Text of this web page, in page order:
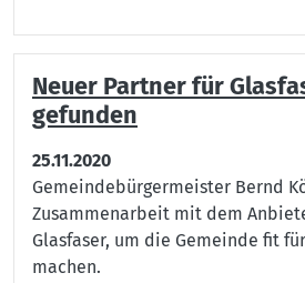
Neuer Partner für
gefunden
25.11.2020
Gemeindebürgermeister Bernd
Zusammenarbeit mit dem
Glasfaser, um die Gemeinde fit
machen.